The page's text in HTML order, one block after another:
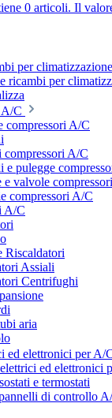
0 articoli. Il
per
ricambi per
A/C
compressori A/C
compressori A/C
e pulegge
e valvole
compressori A/C
A/C
Riscaldatori
Assiali
Centrifughi
aria
ed elettronici per A/
ed elettronici
e termostati
di controllo